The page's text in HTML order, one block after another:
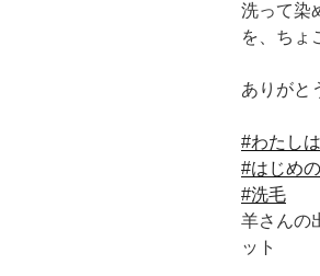
洗って染
を、ちょ
ありがと
#わたし
#はじめ
#洗毛
羊さんの
ット